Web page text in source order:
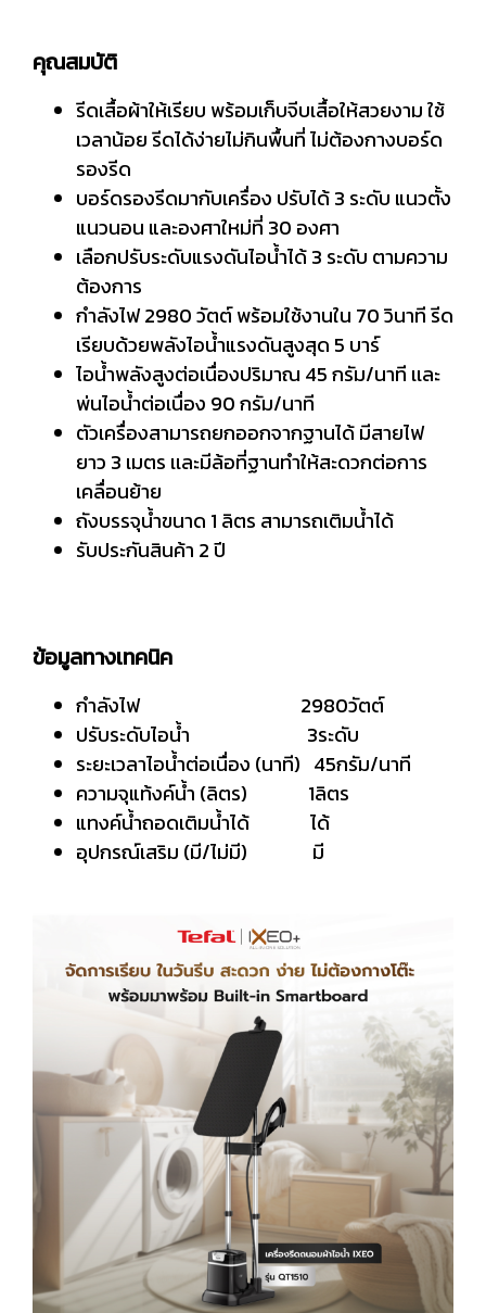
คุณสมบัติ
รีดเสื้อผ้าให้เรียบ พร้อมเก็บจีบเสื้อให้สวยงาม ใช้
เวลาน้อย รีดได้ง่ายไม่กินพื้นที่ ไม่ต้องกางบอร์ด
รองรีด
บอร์ดรองรีดมากับเครื่อง ปรับได้ 3 ระดับ แนวตั้ง
แนวนอน และองศาใหม่ที่ 30 องศา
เลือกปรับระดับแรงดันไอน้ำได้ 3 ระดับ ตามความ
ต้องการ
กำลังไฟ 2980 วัตต์ พร้อมใช้งานใน 70 วินาที รีด
เรียบด้วยพลังไอน้ำแรงดันสูงสุด 5 บาร์
ไอน้ำพลังสูงต่อเนื่องปริมาณ 45 กรัม/นาที เเละ
พ่นไอน้ำต่อเนื่อง 90 กรัม/นาที
ตัวเครื่องสามารถยกออกจากฐานได้ มีสายไฟ
ยาว 3 เมตร เเละมีล้อที่ฐานทำให้สะดวกต่อการ
เคลื่อนย้าย
ถังบรรจุน้ำขนาด 1 ลิตร สามารถเติมน้ำได้
รับประกันสินค้า 2 ปี
ข้อมูลทางเทคนิค
กำลังไฟ 2980วัตต์
ปรับระดับไอน้ำ 3ระดับ
ระยะเวลาไอน้ำต่อเนื่อง (นาที) 45กรัม/นาที
ความจุแท้งค์น้ำ (ลิตร) 1ลิตร
แทงค์น้ำถอดเติมน้ำได้ ได้
อุปกรณ์เสริม (มี/ไม่มี) มี